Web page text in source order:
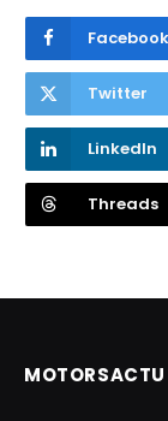
Facebook
Twitter
LinkedIn
Threads
MOTORSACTU